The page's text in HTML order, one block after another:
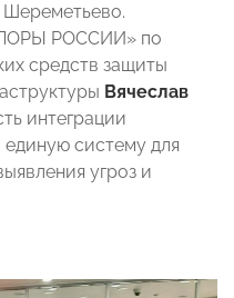
РОССИИ» по
средств защиты
Вячеслав
интеграции
систему для
угроз и